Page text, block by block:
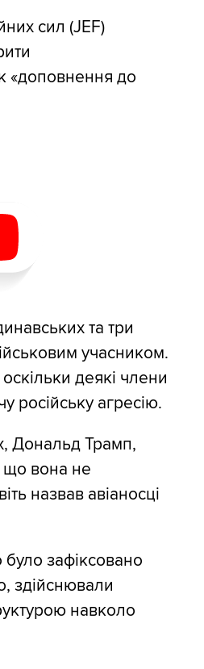
сил (JEF)
«доповнення до
та три
учасником.
деякі члени
російську агресію.
Дональд Трамп,
що вона не
назвав авіаносці
зафіксовано
здійснювали
навколо